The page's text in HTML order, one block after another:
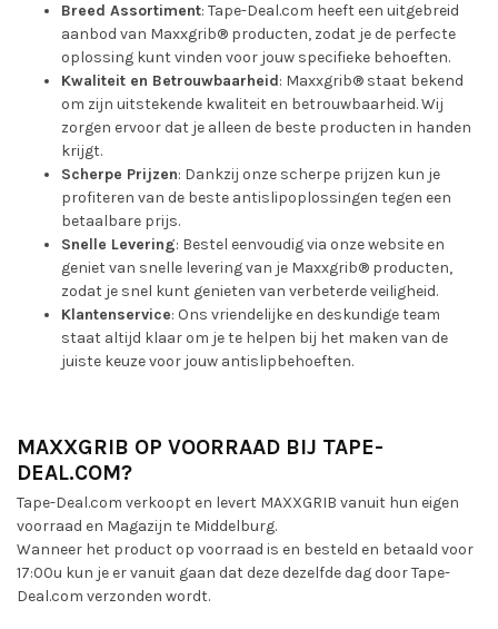
Breed Assortiment: Tape-Deal.com heeft een uitgebreid
aanbod van Maxxgrib® producten, zodat je de perfecte
oplossing kunt vinden voor jouw specifieke behoeften.
Kwaliteit en Betrouwbaarheid: Maxxgrib® staat bekend
om zijn uitstekende kwaliteit en betrouwbaarheid. Wij
zorgen ervoor dat je alleen de beste producten in handen
krijgt.
Scherpe Prijzen: Dankzij onze scherpe prijzen kun je
profiteren van de beste antislipoplossingen tegen een
betaalbare prijs.
Snelle Levering: Bestel eenvoudig via onze website en
geniet van snelle levering van je Maxxgrib® producten,
zodat je snel kunt genieten van verbeterde veiligheid.
Klantenservice: Ons vriendelijke en deskundige team
staat altijd klaar om je te helpen bij het maken van de
juiste keuze voor jouw antislipbehoeften.
MAXXGRIB OP VOORRAAD BIJ TAPE-
DEAL.COM?
Tape-Deal.com verkoopt en levert MAXXGRIB vanuit hun eigen
voorraad en Magazijn te Middelburg.
Wanneer het product op voorraad is en besteld en betaald voor
17:00u kun je er vanuit gaan dat deze dezelfde dag door Tape-
Deal.com verzonden wordt.